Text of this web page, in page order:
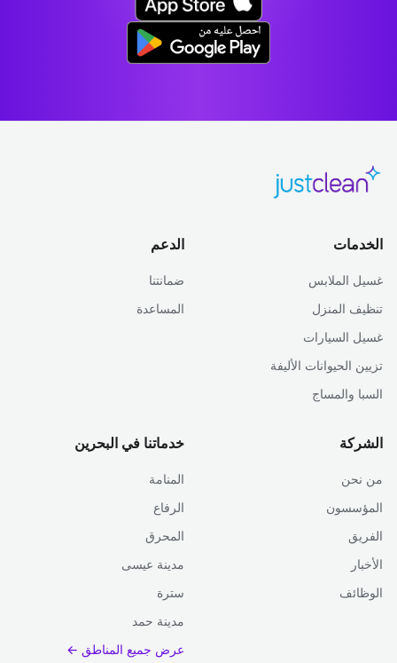
الخدمات
غسيل الملابس
تنظيف المنزل
غسيل السيارات
تزيين الحيوانات الأليفة
السبا والمساج
الدعم
ضمانتنا
المساعدة
الشركة
من نحن
المؤسسون
الفريق
الأخبار
الوظائف
خدماتنا في البحرين
المنامة
الرفاع
المحرق
مدينة عيسى
سترة
مدينة حمد
عرض جميع المناطق ←